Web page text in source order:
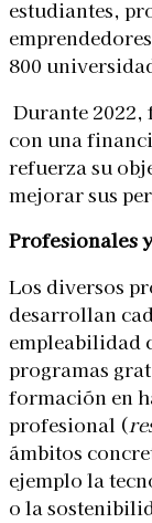
estudiantes,
800
Durante 2022,
con una
refuerza su
mejorar sus
Profesionales
Los diversos
desarrollan
empleabilidad
programas
formación en
profesional (
ámbitos
ejemplo la
o la